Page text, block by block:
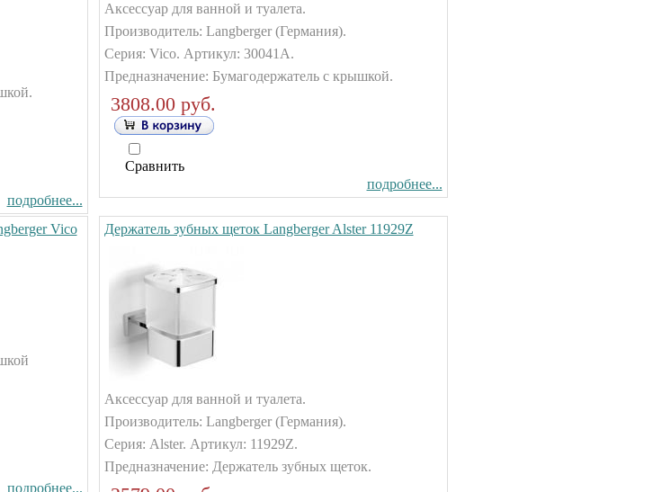
подробнее...
Аксессуар для ванной и туалета.
Производитель: Langberger (Германия).
Серия: Vico. Артикул: 30041А.
Предназначение: Бумагодержатель с крышкой.
3808.00 руб.
Сравнить
подробнее...
Vico
подробнее...
Держатель зубных щеток Langberger Alster 11929Z
Аксессуар для ванной и туалета.
Производитель: Langberger (Германия).
Серия: Alster. Артикул: 11929Z.
Предназначение: Держатель зубных щеток.